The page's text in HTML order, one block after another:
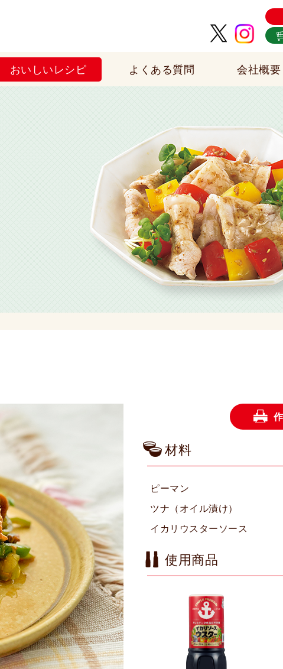
イカリソース株式会社は、日本で初めてウスターソースを販売し
おいしいレシピ よくある質問 会社概要
材料
ピーマン
ツナ（オイル漬け）
イカリウスターソース
使用商品